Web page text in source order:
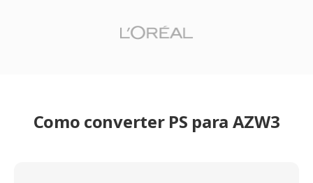
Como converter PS para AZW3